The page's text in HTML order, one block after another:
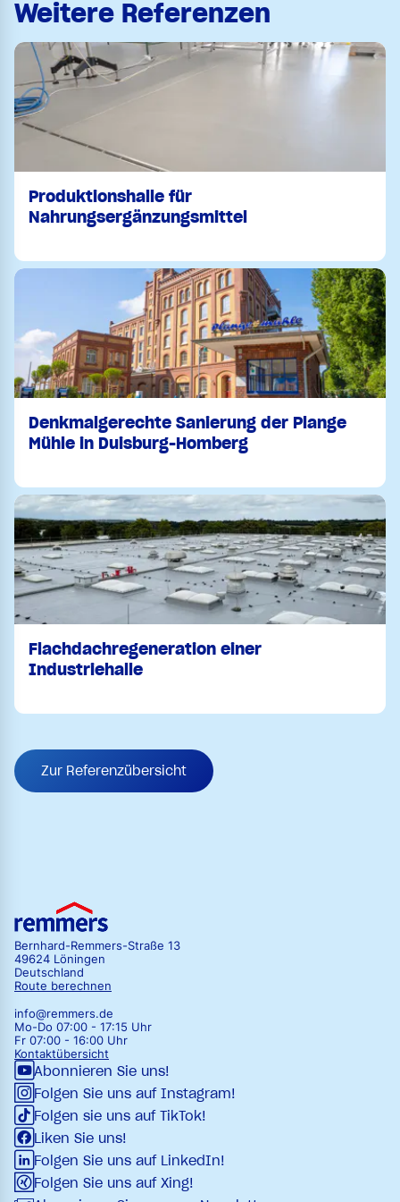
Weitere Referenzen
Produktionshalle für
Nahrungsergänzungsmittel
Denkmalgerechte Sanierung der Plange
Mühle in Duisburg-Homberg
Flachdachregeneration einer
Industriehalle
Zur Referenzübersicht
Bernhard-Remmers-Straße 13
49624 Löningen
Deutschland
Route berechnen
info@remmers.de
Mo-Do 07:00 - 17:15 Uhr
Fr 07:00 - 16:00 Uhr
Kontaktübersicht
Abonnieren Sie uns!
Folgen Sie uns auf Instagram!
Folgen sie uns auf TikTok!
Liken Sie uns!
Folgen Sie uns auf LinkedIn!
Folgen Sie uns auf Xing!